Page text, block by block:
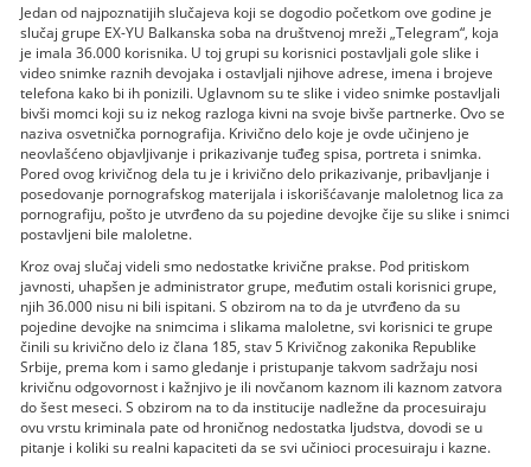
Jedan od najpoznatijih slučajeva koji se dogodio početkom ove godine je
slučaj grupe EX-YU Balkanska soba na društvenoj mreži „Telegram“, koja
je imala 36.000 korisnika. U toj grupi su korisnici postavljali gole slike i
video snimke raznih devojaka i ostavljali njihove adrese, imena i brojeve
telefona kako bi ih ponizili. Uglavnom su te slike i video snimke postavljali
bivši momci koji su iz nekog razloga kivni na svoje bivše partnerke. Ovo se
naziva osvetnička pornografija. Krivično delo koje je ovde učinjeno je
neovlašćeno objavljivanje i prikazivanje tuđeg spisa, portreta i snimka.
Pored ovog krivičnog dela tu je i krivično delo prikazivanje, pribavljanje i
posedovanje pornografskog materijala i iskorišćavanje maloletnog lica za
pornografiju, pošto je utvrđeno da su pojedine devojke čije su slike i snimci
postavljeni bile maloletne.
Kroz ovaj slučaj videli smo nedostatke krivične prakse. Pod pritiskom
javnosti, uhapšen je administrator grupe, međutim ostali korisnici grupe,
njih 36.000 nisu ni bili ispitani. S obzirom na to da je utvrđeno da su
pojedine devojke na snimcima i slikama maloletne, svi korisnici te grupe
činili su krivično delo iz člana 185, stav 5 Krivičnog zakonika Republike
Srbije, prema kom i samo gledanje i pristupanje takvom sadržaju nosi
krivičnu odgovornost i kažnjivo je ili novčanom kaznom ili kaznom zatvora
do šest meseci. S obzirom na to da institucije nadležne da procesuiraju
ovu vrstu kriminala pate od hroničnog nedostatka ljudstva, dovodi se u
pitanje i koliki su realni kapaciteti da se svi učinioci procesuiraju i kazne.